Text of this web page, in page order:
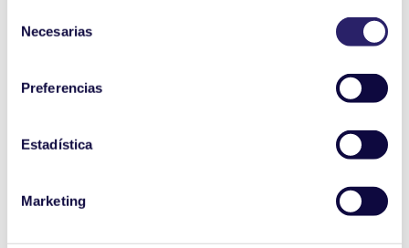
Necesarias
Preferencias
Estadística
Marketing